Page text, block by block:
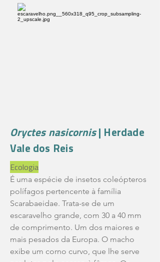
Oryctes nasicornis| Herdade
Vale dos Reis
Ecologia
É uma espécie de insetos coleópteros
polífagos pertencente à família
Scarabaeidae. Trata-se de um
escaravelho grande, com 30 a 40 mm
de comprimento. Um dos maiores e
mais pesados da Europa. O macho
exibe um corno curvo, que lhe serve